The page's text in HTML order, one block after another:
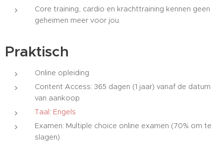
Core training, cardio en krachttraining kennen geen
geheimen meer voor jou.
Praktisch
Online opleiding
Content Access: 365 dagen (1 jaar) vanaf de datum
van aankoop
Taal: Engels
Examen: Multiple choice online examen (70% om te
slagen)